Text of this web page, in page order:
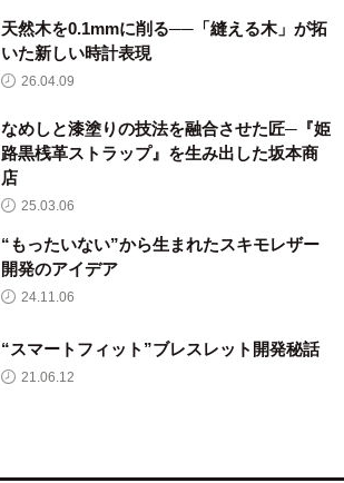
天然木を0.1mmに削る──「縫える木」が拓
いた新しい時計表現
26.04.09
なめしと漆塗りの技法を融合させた匠─『姫
路黒桟革ストラップ』を生み出した坂本商
店
25.03.06
“もったいない”から生まれたスキモレザー
開発のアイデア
24.11.06
“スマートフィット”ブレスレット開発秘話
21.06.12